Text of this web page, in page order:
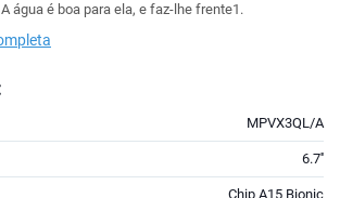
água é boa para ela, e faz-lhe frente1.
MPVX3QL/A
6.7''
Chip A15 Bionic